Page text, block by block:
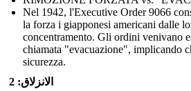
Nel 1942, l'Executive Order 9066
la forza i giapponesi americani dalle
concentramento. Gli ordini venivano
chiamata "evacuazione", implicando
sicurezza.
الانزلاق: 2